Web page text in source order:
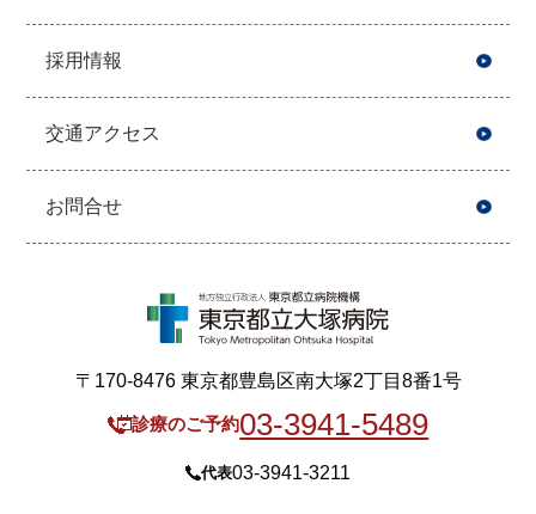
採用情報
交通アクセス
お問合せ
〒170-8476 東京都豊島区南大塚2丁目8番1号
診療のご予約03-3941-5489
代表03-3941-3211